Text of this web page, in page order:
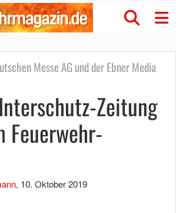
Messe AG und der Ebner Media
Zeitung
Feuerwehr-
, 10. Oktober 2019